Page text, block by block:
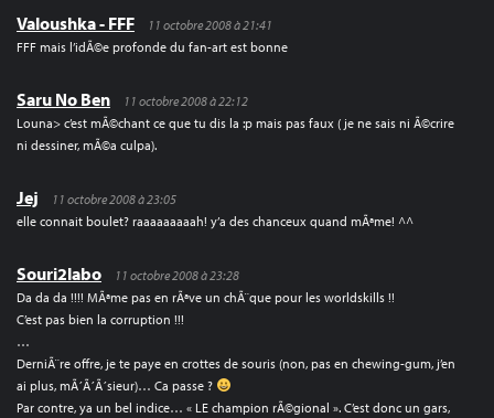
Valoushka - FFF
11 octobre 2008 à 21:41
FFF mais l’idÃ©e profonde du fan-art est bonne
Saru No Ben
11 octobre 2008 à 22:12
Louna> c’est mÃ©chant ce que tu dis la :p mais pas faux ( je ne sais ni Ã©crire
ni dessiner, mÃ©a culpa).
Jej
11 octobre 2008 à 23:05
elle connait boulet? raaaaaaaaah! y’a des chanceux quand mÃªme! ^^
Souri2labo
11 octobre 2008 à 23:28
Da da da !!!! MÃªme pas en rÃªve un chÃ¨que pour les worldskills !!
C’est pas bien la corruption !!!
…
DerniÃ¨re offre, je te paye en crottes de souris (non, pas en chewing-gum, j’en
ai plus, mÃ´Ã´Ã´sieur)… Ca passe ?
Par contre, ya un bel indice… « LE champion rÃ©gional ». C’est donc un gars,